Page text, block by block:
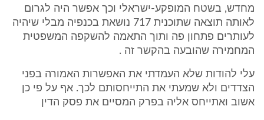
מחדש, בשטח המופקע-ישראלי וכך אפשר היה לגרום
לאותה תוצאה שתוכנית 717 נושאת בכנפיה מבלי שיהיה
לעותרים פתחון פה ותוך התאמה להשקפה המשפטית
המחמירה שהובעה בהקשר זה .
עלי להודות שלא העמדתי את האפשרות האמורה בפני
הצדדים ולא שמעתי את התייחסותם לכך. אף על פי כן
אשוב ואתייחס אליה בפרק המסיים את פסק הדין